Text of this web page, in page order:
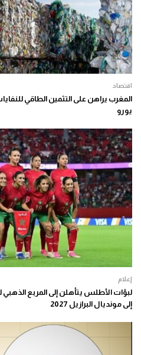
اقتصاد
يورو
إعلام
لبؤات الأطلس يتأهلن إلى المربع الذهبي
إلى مونديال البرازيل 2027